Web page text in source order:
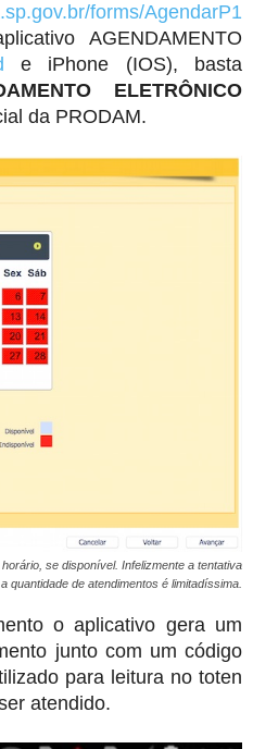
forms/AgendarP1
AGENDAMENTO
e iPhone (IOS), basta
ELETRÔNICO
da PRODAM.
se disponível. Infelizmente a tentativa
quantidade de atendimentos é limitadíssima.
o aplicativo gera um
junto com um código
para leitura no toten
atendido.